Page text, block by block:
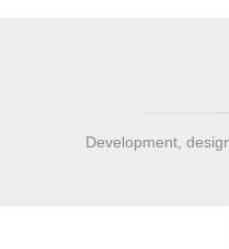
Development,